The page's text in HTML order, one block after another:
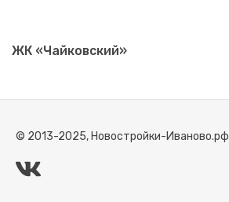
ЖК «Чайковский»
© 2013-2025, Новостройки-Иваново.рф